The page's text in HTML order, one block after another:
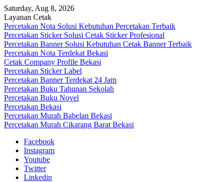
Skip
to
content
Saturday, Aug 8, 2026
Layanan Cetak
Percetakan Nota Solusi Kebutuhan Percetakan Terbaik
Percetakan Sticker Solusi Cetak Sticker Profesional
Percetakan Banner Solusi Kebutuhan Cetak Banner Terbaik
Percetakan Nota Terdekat Bekasi
Cetak Company Profile Bekasi
Percetakan Sticker Label
Percetakan Banner Terdekat 24 Jam
Percetakan Buku Tahunan Sekolah
Percetakan Buku Novel
Percetakan Bekasi
Percetakan Murah Babelan Bekasi
Percetakan Murah Cikarang Barat Bekasi
Facebook
Instagram
Youtube
Twitter
Linkedin